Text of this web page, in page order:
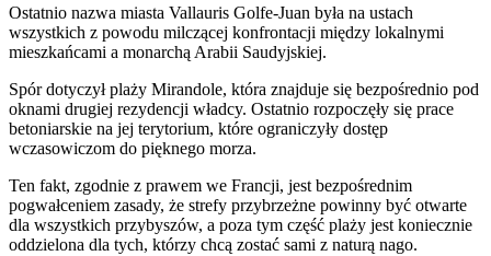
Ostatnio nazwa miasta Vallauris Golfe-Juan była na ustach
wszystkich z powodu milczącej konfrontacji między lokalnymi
mieszkańcami a monarchą Arabii Saudyjskiej.
Spór dotyczył plaży Mirandole, która znajduje się bezpośrednio pod
oknami drugiej rezydencji władcy. Ostatnio rozpoczęły się prace
betoniarskie na jej terytorium, które ograniczyły dostęp
wczasowiczom do pięknego morza.
Ten fakt, zgodnie z prawem we Francji, jest bezpośrednim
pogwałceniem zasady, że strefy przybrzeżne powinny być otwarte
dla wszystkich przybyszów, a poza tym część plaży jest koniecznie
oddzielona dla tych, którzy chcą zostać sami z naturą nago.